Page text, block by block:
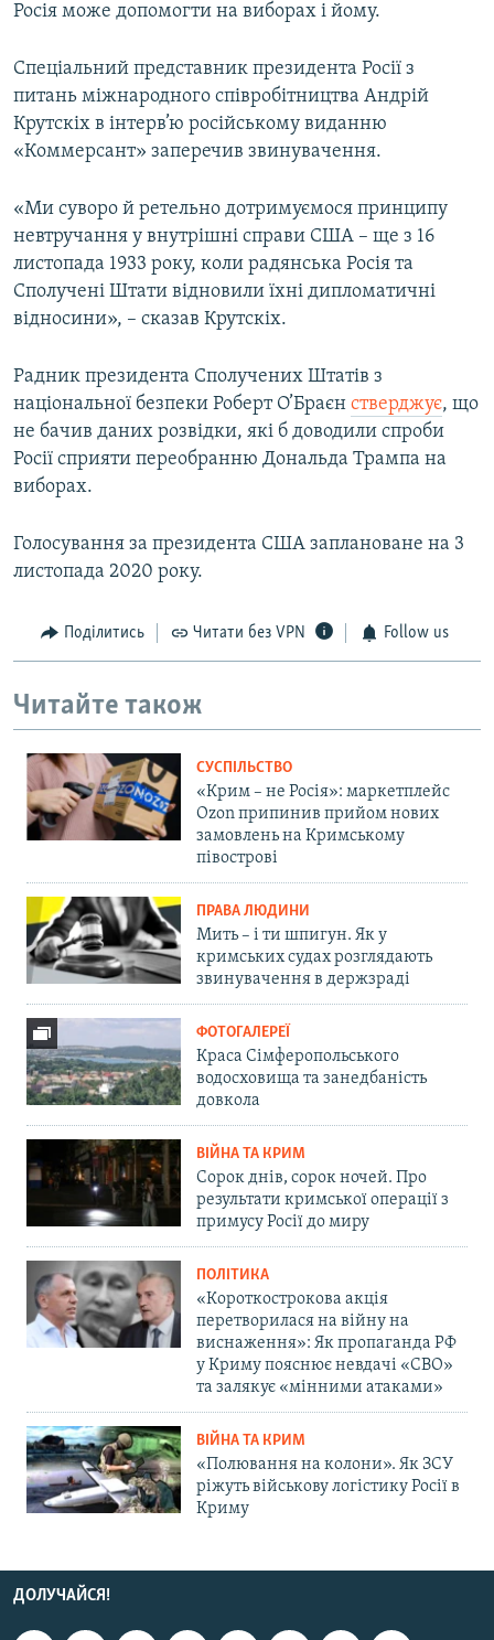
Росія може допомогти на виборах і йому.
Спеціальний представник президента Росії з
питань міжнародного співробітництва Андрій
Крутскіх в інтерв’ю російському виданню
«Коммерсант» заперечив звинувачення.
«Ми суворо й ретельно дотримуємося принципу
невтручання у внутрішні справи США – ще з 16
листопада 1933 року, коли радянська Росія та
Сполучені Штати відновили їхні дипломатичні
відносини», – сказав Крутскіх.
Радник президента Сполучених Штатів з
національної безпеки Роберт О’Браєн стверджує, що
не бачив даних розвідки, які б доводили спроби
Росії сприяти переобранню Дональда Трампа на
виборах.
Голосування за президента США заплановане на 3
листопада 2020 року.
Поділитись Читати без VPN Follow us
Читайте також
СУСПІЛЬСТВО
«Крим – не Росія»: маркетплейс
Ozon припинив прийом нових
замовлень на Кримському
півострові
ПРАВА ЛЮДИНИ
Мить – і ти шпигун. Як у
кримських судах розглядають
звинувачення в держзраді
ФОТОГАЛЕРЕЇ
Краса Сімферопольського
водосховища та занедбаність
довкола
ВІЙНА ТА КРИМ
Сорок днів, сорок ночей. Про
результати кримської операції з
примусу Росії до миру
ПОЛІТИКА
«Короткострокова акція
перетворилася на війну на
виснаження»: Як пропаганда РФ
у Криму пояснює невдачі «СВО»
та залякує «мінними атаками»
ВІЙНА ТА КРИМ
«Полювання на колони». Як ЗСУ
ріжуть військову логістику Росії в
Криму
ДОЛУЧАЙСЯ!